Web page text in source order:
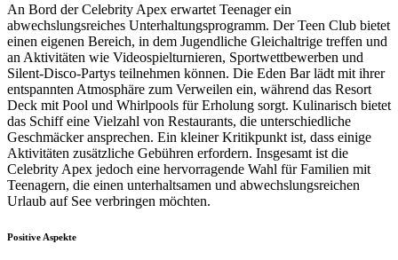
An Bord der Celebrity Apex erwartet Teenager ein
abwechslungsreiches Unterhaltungsprogramm. Der Teen Club bietet
einen eigenen Bereich, in dem Jugendliche Gleichaltrige treffen und
an Aktivitäten wie Videospielturnieren, Sportwettbewerben und
Silent-Disco-Partys teilnehmen können. Die Eden Bar lädt mit ihrer
entspannten Atmosphäre zum Verweilen ein, während das Resort
Deck mit Pool und Whirlpools für Erholung sorgt. Kulinarisch bietet
das Schiff eine Vielzahl von Restaurants, die unterschiedliche
Geschmäcker ansprechen. Ein kleiner Kritikpunkt ist, dass einige
Aktivitäten zusätzliche Gebühren erfordern. Insgesamt ist die
Celebrity Apex jedoch eine hervorragende Wahl für Familien mit
Teenagern, die einen unterhaltsamen und abwechslungsreichen
Urlaub auf See verbringen möchten.
Positive Aspekte